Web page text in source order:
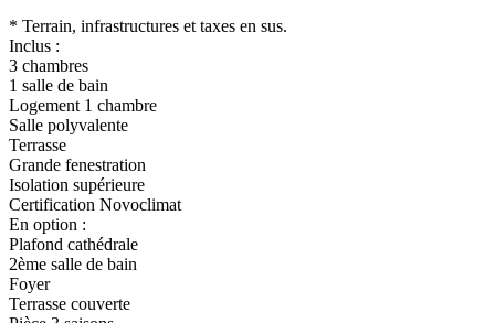
* Terrain, infrastructures et taxes en sus.
Inclus :
3 chambres
1 salle de bain
Logement 1 chambre
Salle polyvalente
Terrasse
Grande fenestration
Isolation supérieure
Certification Novoclimat
En option :
Plafond cathédrale
2ème salle de bain
Foyer
Terrasse couverte